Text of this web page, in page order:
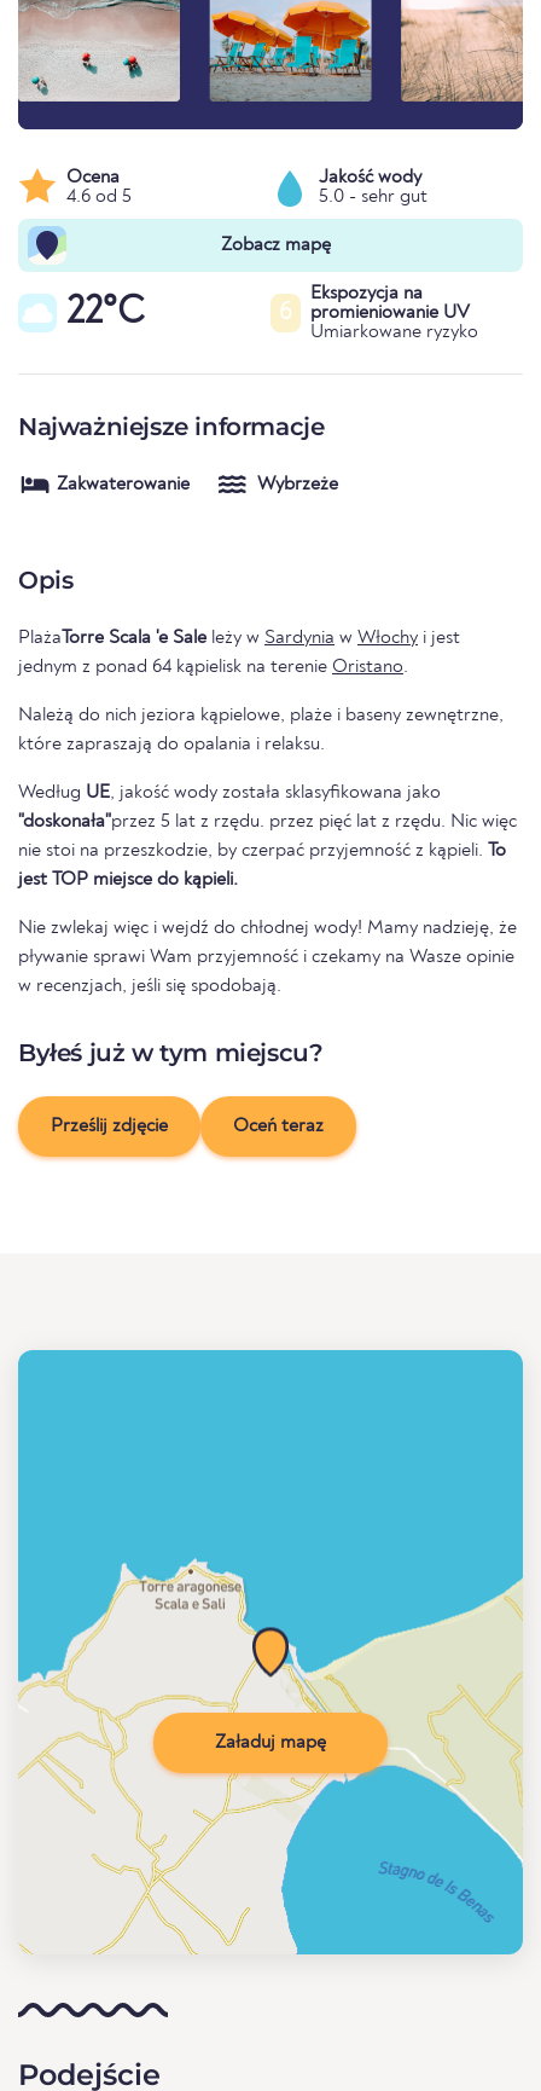
Ocena
4.6 od 5
Jakość wody
5.0 - sehr gut
Zobacz mapę
22°C 6
Ekspozycja na
promieniowanie UV
Umiarkowane ryzyko
Najważniejsze informacje
Zakwaterowanie Wybrzeże
Opis
Plaża Torre Scala 'e Sale leży w Sardynia w Włochy i jest
jednym z ponad 64 kąpielisk na terenie Oristano.
Należą do nich jeziora kąpielowe, plaże i baseny zewnętrzne,
które zapraszają do opalania i relaksu.
Według UE, jakość wody została sklasyfikowana jako
"doskonała"przez 5 lat z rzędu. przez pięć lat z rzędu. Nic więc
nie stoi na przeszkodzie, by czerpać przyjemność z kąpieli. To
jest TOP miejsce do kąpieli.
Nie zwlekaj więc i wejdź do chłodnej wody! Mamy nadzieję, że
pływanie sprawi Wam przyjemność i czekamy na Wasze opinie
w recenzjach, jeśli się spodobają.
Byłeś już w tym miejscu?
Prześlij zdjęcie Oceń teraz
Załaduj mapę
Podejście